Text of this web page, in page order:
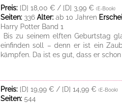
Preis: [D] 18,00 € / [D] 3,99 € (E-Book)
Seiten: 336 Alter: ab 10 Jahren
Harry Potter Band 1
Bis zu seinem elften Geburtstag
einfinden soll – denn er ist ein
kämpfen. Da ist es gut, dass er
Preis: [D] 19,99 € / [D] 14,99 € (E-Book)
Seiten: 544